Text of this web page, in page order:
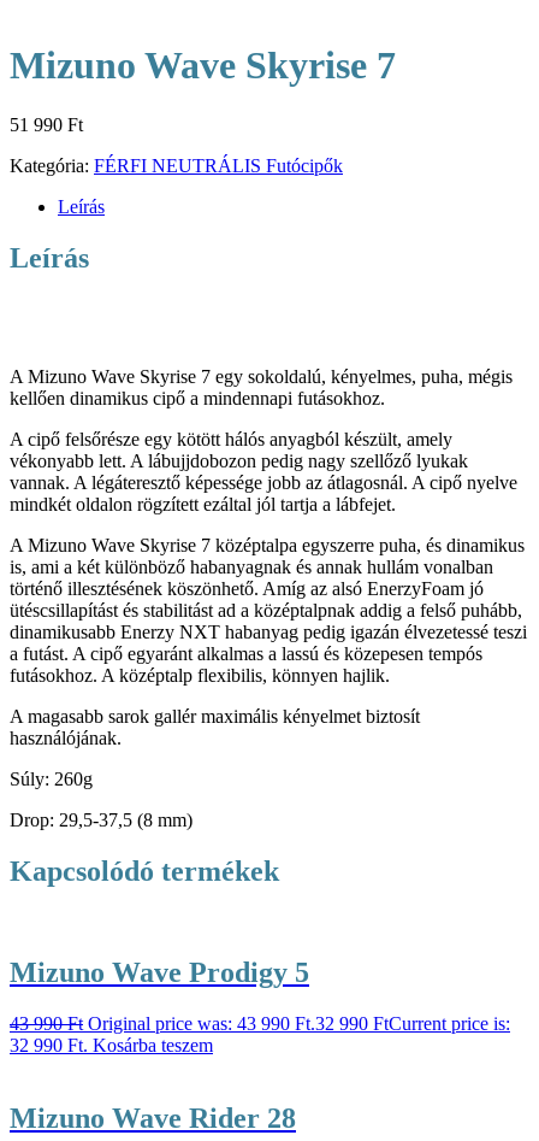
Mizuno Wave Skyrise 7
51 990 Ft
Kategória: FÉRFI NEUTRÁLIS Futócipők
Leírás
Leírás
A Mizuno Wave Skyrise 7 egy sokoldalú, kényelmes, puha, mégis
kellően dinamikus cipő a mindennapi futásokhoz.
A cipő felsőrésze egy kötött hálós anyagból készült, amely
vékonyabb lett. A lábujjdobozon pedig nagy szellőző lyukak
vannak. A légáteresztő képessége jobb az átlagosnál. A cipő nyelve
mindkét oldalon rögzített ezáltal jól tartja a lábfejet.
A Mizuno Wave Skyrise 7 középtalpa egyszerre puha, és dinamikus
is, ami a két különböző habanyagnak és annak hullám vonalban
történő illesztésének köszönhető. Amíg az alsó EnerzyFoam jó
ütéscsillapítást és stabilitást ad a középtalpnak addig a felső puhább,
dinamikusabb Enerzy NXT habanyag pedig igazán élvezetessé teszi
a futást. A cipő egyaránt alkalmas a lassú és közepesen tempós
futásokhoz. A középtalp flexibilis, könnyen hajlik.
A magasabb sarok gallér maximális kényelmet biztosít
használójának.
Súly: 260g
Drop: 29,5-37,5 (8 mm)
Kapcsolódó termékek
Mizuno Wave Prodigy 5
43 990Ft Original price was: 43 990 Ft.32 990 FtCurrent price is:
32 990 Ft. Kosárba teszem
Mizuno Wave Rider 28